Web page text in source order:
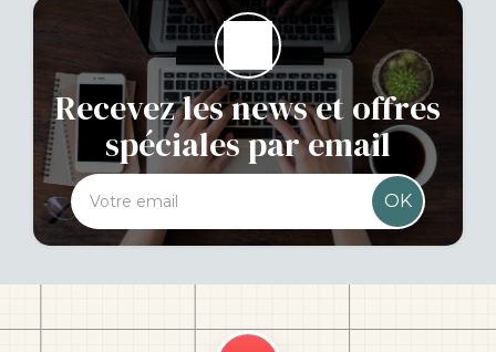
Recevez les news et offres
spéciales par email
OK